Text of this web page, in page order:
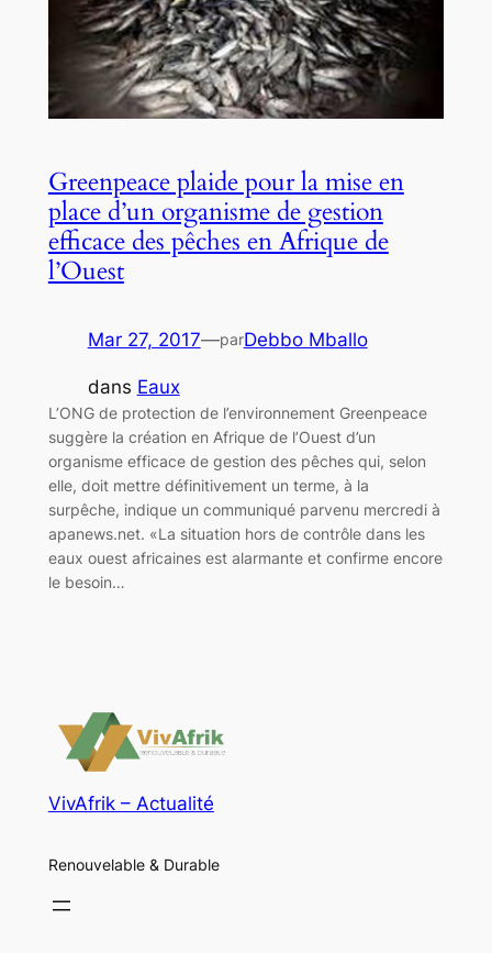
Greenpeace plaide pour la mise en
place d’un organisme de gestion
efficace des pêches en Afrique de
l’Ouest
Mar 27, 2017—parDebbo Mballo
dans Eaux
L’ONG de protection de l’environnement Greenpeace
suggère la création en Afrique de l’Ouest d’un
organisme efficace de gestion des pêches qui, selon
elle, doit mettre définitivement un terme, à la
surpêche, indique un communiqué parvenu mercredi à
apanews.net. «La situation hors de contrôle dans les
eaux ouest africaines est alarmante et confirme encore
le besoin…
VivAfrik – Actualité
Renouvelable & Durable